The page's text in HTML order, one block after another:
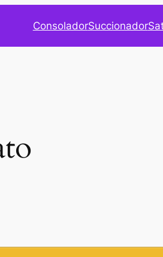
ConsoladorSuccionador